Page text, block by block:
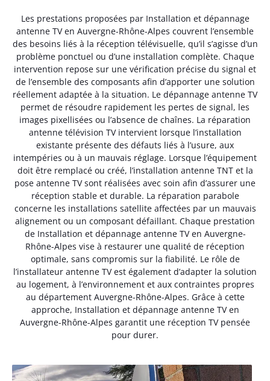
Les prestations proposées par Installation et dépannage
antenne TV en Auvergne-Rhône-Alpes couvrent l’ensemble
des besoins liés à la réception télévisuelle, qu’il s’agisse d’un
problème ponctuel ou d’une installation complète. Chaque
intervention repose sur une vérification précise du signal et
de l’ensemble des composants afin d’apporter une solution
réellement adaptée à la situation. Le dépannage antenne TV
permet de résoudre rapidement les pertes de signal, les
images pixellisées ou l’absence de chaînes. La réparation
antenne télévision TV intervient lorsque l’installation
existante présente des défauts liés à l’usure, aux
intempéries ou à un mauvais réglage. Lorsque l’équipement
doit être remplacé ou créé, l’installation antenne TNT et la
pose antenne TV sont réalisées avec soin afin d’assurer une
réception stable et durable. La réparation parabole
concerne les installations satellite affectées par un mauvais
alignement ou un composant défaillant. Chaque prestation
de Installation et dépannage antenne TV en Auvergne-
Rhône-Alpes vise à restaurer une qualité de réception
optimale, sans compromis sur la fiabilité. Le rôle de
l’installateur antenne TV est également d’adapter la solution
au logement, à l’environnement et aux contraintes propres
au département Auvergne-Rhône-Alpes. Grâce à cette
approche, Installation et dépannage antenne TV en
Auvergne-Rhône-Alpes garantit une réception TV pensée
pour durer.